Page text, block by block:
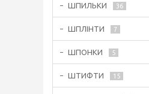
ШПИЛЬКИ 36
ШПЛІНТИ 7
ШПОНКИ 5
ШТИФТИ 15